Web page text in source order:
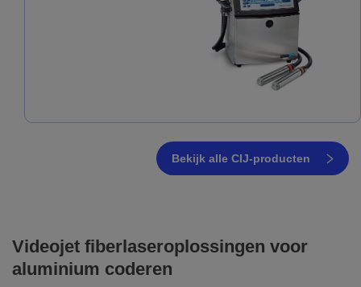
Bekijk alle CIJ-producten
Videojet fiberlaseroplossingen voor
aluminium coderen